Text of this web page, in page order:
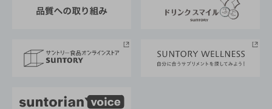
採用情報